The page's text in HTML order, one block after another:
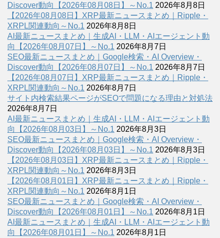
Discover動向【2026年08月08日】～No.1 2026年8月8日
【2026年08月08日】XRP最新ニュースまとめ｜Ripple・
XRPL関連動向～No.1 2026年8月8日
AI最新ニュースまとめ｜生成AI・LLM・AIエージェント動
向【2026年08月07日】～No.1 2026年8月7日
SEO最新ニュースまとめ｜Google検索・AI Overview・
Discover動向【2026年08月07日】～No.1 2026年8月7日
【2026年08月07日】XRP最新ニュースまとめ｜Ripple・
XRPL関連動向～No.1 2026年8月7日
サイト内検索結果ページがSEOで問題になる理由と対処法
2026年8月7日
AI最新ニュースまとめ｜生成AI・LLM・AIエージェント動
向【2026年08月03日】～No.1 2026年8月3日
SEO最新ニュースまとめ｜Google検索・AI Overview・
Discover動向【2026年08月03日】～No.1 2026年8月3日
【2026年08月03日】XRP最新ニュースまとめ｜Ripple・
XRPL関連動向～No.1 2026年8月3日
【2026年08月01日】XRP最新ニュースまとめ｜Ripple・
XRPL関連動向～No.1 2026年8月1日
SEO最新ニュースまとめ｜Google検索・AI Overview・
Discover動向【2026年08月01日】～No.1 2026年8月1日
AI最新ニュースまとめ｜生成AI・LLM・AIエージェント動
向【2026年08月01日】～No.1 2026年8月1日